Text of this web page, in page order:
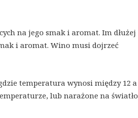
na jego smak i aromat. Im dłużej
i aromat. Wino musi dojrzeć
temperatura wynosi między 12 a
lub narażone na światło